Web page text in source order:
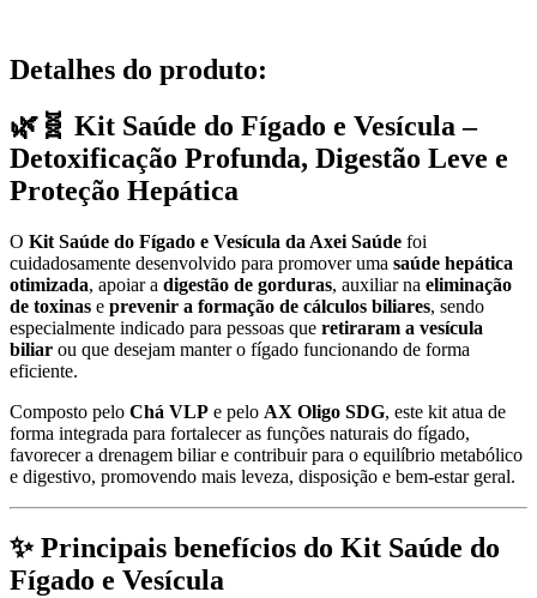
Detalhes do produto:
🌿🧬 Kit Saúde do Fígado e Vesícula –
Detoxificação Profunda, Digestão Leve e
Proteção Hepática
O Kit Saúde do Fígado e Vesícula da Axei Saúde foi
cuidadosamente desenvolvido para promover uma saúde hepática
otimizada, apoiar a digestão de gorduras, auxiliar na eliminação
de toxinas e prevenir a formação de cálculos biliares, sendo
especialmente indicado para pessoas que retiraram a vesícula
biliar ou que desejam manter o fígado funcionando de forma
eficiente.
Composto pelo Chá VLP e pelo AX Oligo SDG, este kit atua de
forma integrada para fortalecer as funções naturais do fígado,
favorecer a drenagem biliar e contribuir para o equilíbrio metabólico
e digestivo, promovendo mais leveza, disposição e bem-estar geral.
✨ Principais benefícios do Kit Saúde do
Fígado e Vesícula